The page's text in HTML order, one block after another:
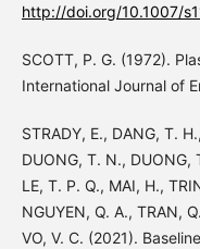
http://doi.org/10.1007/
SCOTT, P. G. (1972).
International Journal of
STRADY, E., DANG, T.
DUONG, T. N., DUONG,
LE, T. P. Q., MAI, H.,
NGUYEN, Q. A., TRAN,
VO, V. C. (2021).